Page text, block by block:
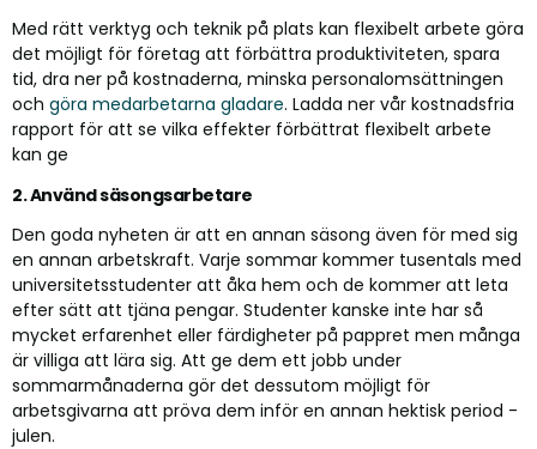
Med rätt verktyg och teknik på plats kan flexibelt arbete göra
det möjligt för företag att förbättra produktiviteten, spara
tid, dra ner på kostnaderna, minska personalomsättningen
och göra medarbetarna gladare. Ladda ner vår kostnadsfria
rapport för att se vilka effekter förbättrat flexibelt arbete
kan ge
2. Använd säsongsarbetare
Den goda nyheten är att en annan säsong även för med sig
en annan arbetskraft. Varje sommar kommer tusentals med
universitetsstudenter att åka hem och de kommer att leta
efter sätt att tjäna pengar. Studenter kanske inte har så
mycket erfarenhet eller färdigheter på pappret men många
är villiga att lära sig. Att ge dem ett jobb under
sommarmånaderna gör det dessutom möjligt för
arbetsgivarna att pröva dem inför en annan hektisk period -
julen.